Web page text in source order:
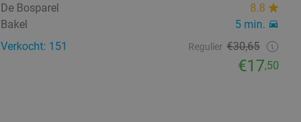
De Bosparel
8.8
Bakel
5 min.
Verkocht: 151
Regulier €30,65
€17,50